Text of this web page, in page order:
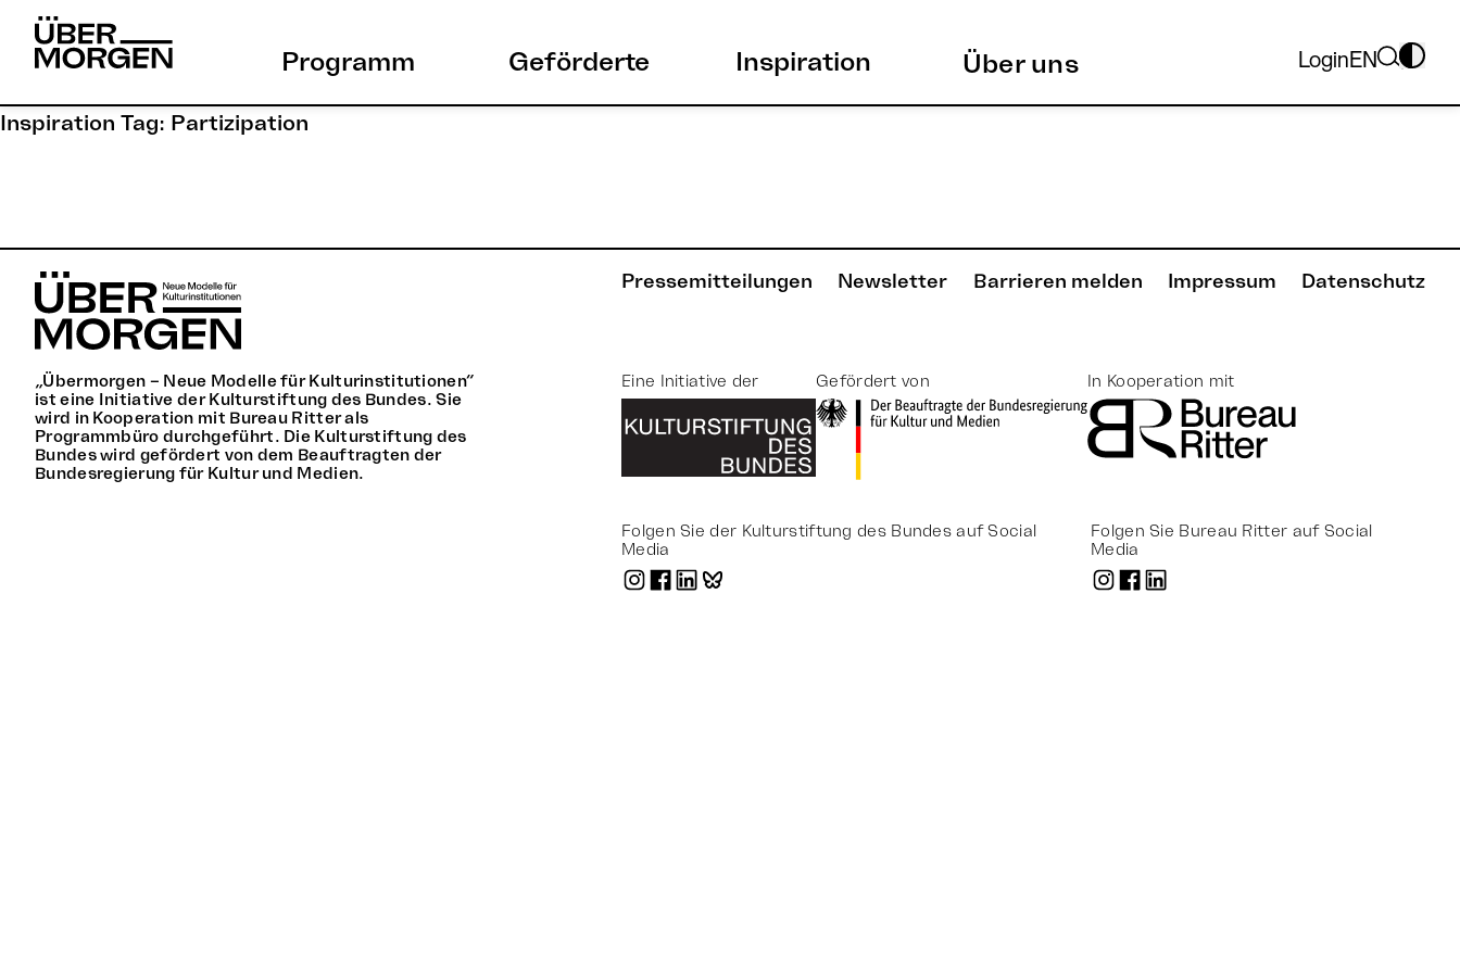
Skip
Programm Geförderte Inspiration Über uns LoginEN
Inspiration Tag: Partizipation
Pressemitteilungen Newsletter Barrieren melden Impressum Datenschutz
„Übermorgen – Neue Modelle für Kulturinstitutionen“
ist eine Initiative der Kulturstiftung des Bundes. Sie
wird in Kooperation mit Bureau Ritter als
Programmbüro durchgeführt. Die Kulturstiftung des
Bundes wird gefördert von dem Beauftragten der
Bundesregierung für Kultur und Medien.
Eine Initiative der Gefördert von In Kooperation mit
Folgen Sie Bureau Ritter auf Social
Media
Folgen Sie der Kulturstiftung des Bundes auf Social
Media